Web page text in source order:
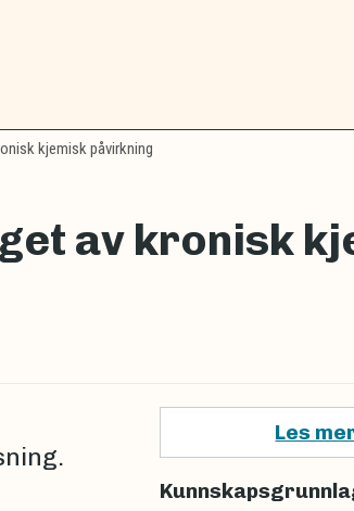
kjemisk påvirkning
av kronisk
Les